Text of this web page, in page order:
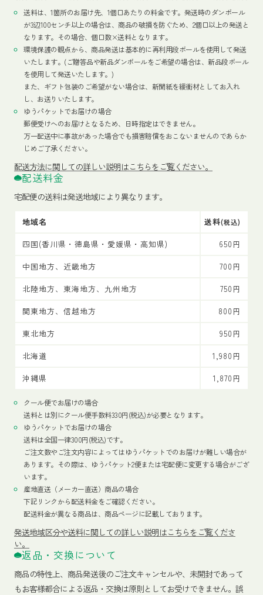
送料は、1箇所のお届け先、1個口あたりの料金です。発送時のダンボール
が3辺100センチ以上の場合は、商品の破損を防ぐため、2個口以上の発送と
なります。その場合、個口数×送料となります。
環境保護の観点から、商品発送は基本的に再利用段ボールを使用して発送
いたします。(ご贈答品や新品ダンボールをご希望の場合は、新品段ボール
を使用して発送いたします。)
また、ギフト包装のご希望がない場合は、新聞紙を緩衝材としてお入れ
し、お送りいたします。
ゆうパケットでお届けの場合
郵便受けへのお届けとなるため、日時指定はできません。
万一配送中に事故があった場合でも損害賠償をおこないませんのであらか
じめご了承ください。
配送方法に関しての詳しい説明はこちらをご覧ください。
配送料金
宅配便の送料は発送地域により異なります。
地域名 送料(税込)
四国(香川県・徳島県・愛媛県・高知県)
650円
中国地方、近畿地方
700円
北陸地方、東海地方、九州地方
750円
関東地方、信越地方
800円
東北地方
950円
北海道
1,980円
沖縄県
1,870円
クール便でお届けの場合
送料とは別にクール便手数料330円(税込)が必要となります。
ゆうパケットでお届けの場合
送料は全国一律300円(税込)です。
ご注文数やご注文内容によってはゆうパケットでのお届けが難しい場合が
あります。その際は、ゆうパケット2便または宅配便に変更する場合がござ
います。
産地直送（メーカー直送）商品の場合
下記リンクから配送料金をご確認ください。
配送料金が異なる商品は、商品ページに記載しております。
発送地域区分や送料に関しての詳しい説明はこちらをご覧くださ
い。
返品・交換について
商品の特性上、商品発送後のご注文キャンセルや、未開封であって
もお客様都合による返品・交換は原則としてお受けできません。誤